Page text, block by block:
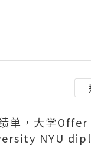
单，大学Offer
NYU